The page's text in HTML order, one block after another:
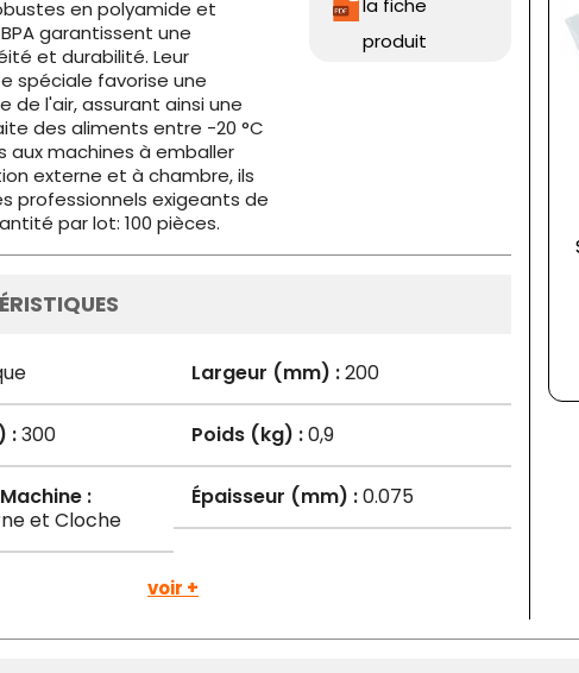
en polyamide et
garantissent une
et durabilité. Leur
spéciale favorise une
de l'air, assurant ainsi une
des aliments entre -20 °C
aux machines à emballer
externe et à chambre, ils
professionnels exigeants de
par lot: 100 pièces.
la fiche
produit
Largeur (mm) :200
:300 Poids (kg) :0,9
:
et Cloche
Épaisseur (mm) :0.075
voir +